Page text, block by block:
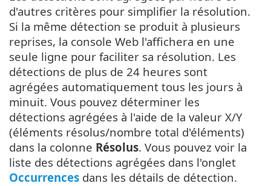
d'autres critères pour simplifier la résolution.
Si la même détection se produit à plusieurs
reprises, la console Web l'affichera en une
seule ligne pour faciliter sa résolution. Les
détections de plus de 24 heures sont
agrégées automatiquement tous les jours à
minuit. Vous pouvez déterminer les
détections agrégées à l'aide de la valeur X/Y
(éléments résolus/nombre total d'éléments)
dans la colonne Résolus. Vous pouvez voir la
liste des détections agrégées dans l'onglet
Occurrences dans les détails de détection.